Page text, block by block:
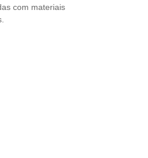
com materiais